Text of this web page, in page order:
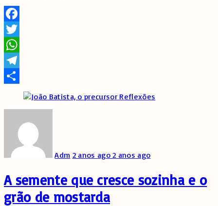
Facebook
Twitter
WhatsApp
Telegram
Share
Reflexões
Adm 2 anos ago2 anos ago
A semente que cresce sozinha e o
grão de mostarda